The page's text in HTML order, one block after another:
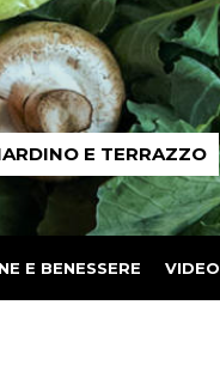
E TERRAZZO
E BENESSERE VIDEO